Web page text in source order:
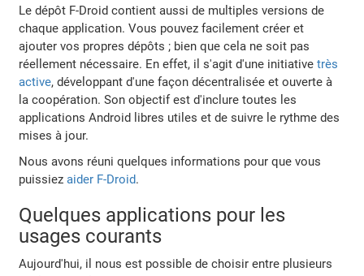
Le dépôt F-Droid contient aussi de multiples versions de
chaque application. Vous pouvez facilement créer et
ajouter vos propres dépôts ; bien que cela ne soit pas
réellement nécessaire. En effet, il s'agit d'une initiativetrès
active, développant d'une façon décentralisée et ouverte à
la coopération. Son objectif est d'inclure toutes les
applications Android libres utiles et de suivre le rythme des
mises à jour.
Nous avons réuni quelques informations pour que vous
puissiezaider F-Droid.
Quelques applications pour les
usages courants
Aujourd'hui, il nous est possible de choisir entre plusieurs